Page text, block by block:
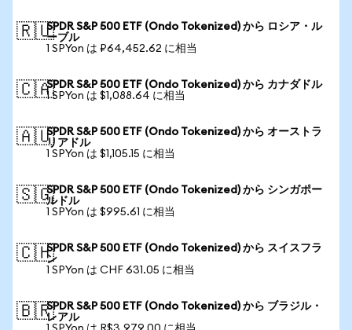
🇷🇺SPDR S&P 500 ETF (Ondo Tokenized) から ロシア・ル
ーブル
1 SPYon は ₽64,452.62 に相当
🇨🇦SPDR S&P 500 ETF (Ondo Tokenized) から カナダドル
1 SPYon は $1,088.64 に相当
🇦🇺SPDR S&P 500 ETF (Ondo Tokenized) から オーストラ
リアドル
1 SPYon は $1,105.15 に相当
🇸🇬SPDR S&P 500 ETF (Ondo Tokenized) から シンガポー
ルドル
1 SPYon は $995.61 に相当
🇨🇭SPDR S&P 500 ETF (Ondo Tokenized) から スイスフラ
ン
1 SPYon は CHF 631.05 に相当
🇧🇷SPDR S&P 500 ETF (Ondo Tokenized) から ブラジル・
レアル